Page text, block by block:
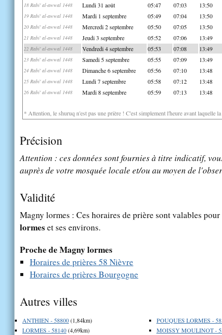
18 Rabi' al-awwal 1448 Lundi 31 août 05:47 07:03 13:50
19 Rabi' al-awwal 1448 Mardi 1 septembre 05:49 07:04 13:50
20 Rabi' al-awwal 1448 Mercredi 2 septembre 05:50 07:05 13:50
21 Rabi' al-awwal 1448 Jeudi 3 septembre 05:52 07:06 13:49
22 Rabi' al-awwal 1448 Vendredi 4 septembre 05:53 07:08 13:49
23 Rabi' al-awwal 1448 Samedi 5 septembre 05:55 07:09 13:49
24 Rabi' al-awwal 1448 Dimanche 6 septembre 05:56 07:10 13:48
25 Rabi' al-awwal 1448 Lundi 7 septembre 05:58 07:12 13:48
26 Rabi' al-awwal 1448 Mardi 8 septembre 05:59 07:13 13:48
* Attention, le shuruq n'est pas une prière ! C'est simplement l'heure avant laquelle
Précision
Attention : ces données sont fournies à titre indicatif,
auprès de votre mosquée locale et/ou au moyen de
Validité
Magny lormes : Ces horaires de prière sont valables
lormeset ses environs.
Proche de Magny lormes
Horaires de prières 58 Nièvre
Horaires de prières Bourgogne
Autres villes
ANTHIEN - 58800(1,84km)
LORMES - 58140(4,69km)
POUQUES LORMES -
MOISSY MOULINOT -